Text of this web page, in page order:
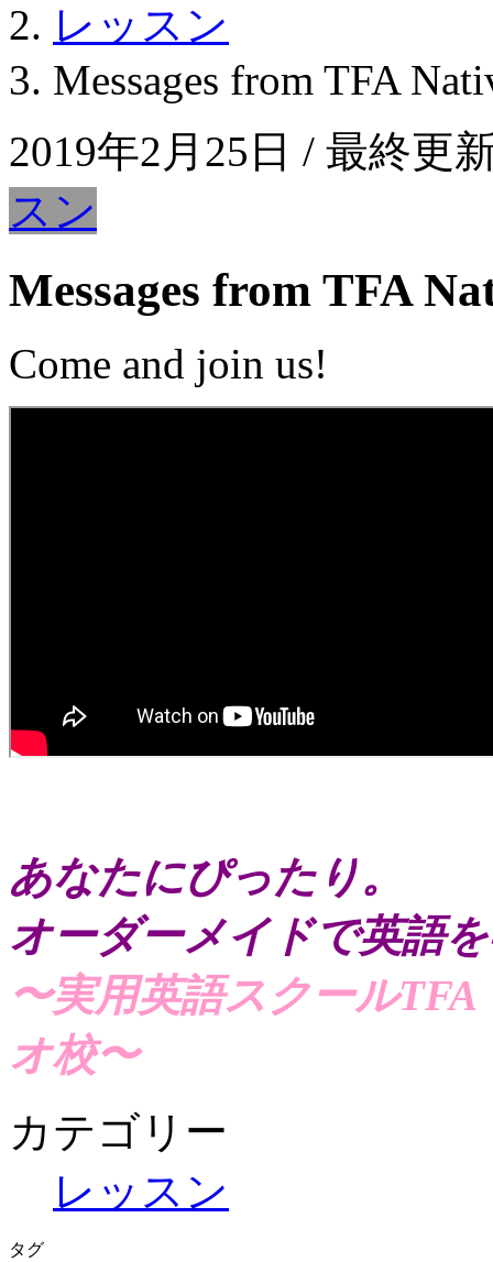
レッスン
Messages from TFA
2019年2月25日 / 最終更
スン
Messages from TFA
Come and join us!
あなたにぴったり。
オーダーメイドで英語
〜実用英語スクール
オ校〜
カテゴリー
レッスン
タグ